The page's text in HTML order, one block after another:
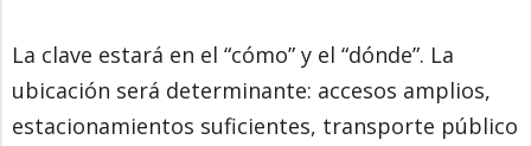
La clave estará en el “cómo” y el “dónde”. La
ubicación será determinante: accesos amplios,
estacionamientos suficientes, transporte público